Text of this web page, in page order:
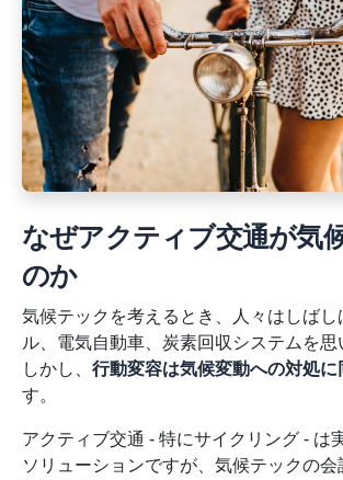
なぜアクティブ交通が気
のか
気候テックを考えるとき、人々はしばし
ル、電気自動車、炭素回収システムを思
しかし、 行動変容は気候変動への対処に
す。
アクティブ交通 - 特にサイクリング - は
ソリューションですが、気候テックの